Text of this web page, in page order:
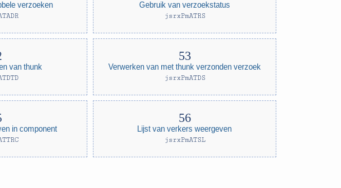
verzoeken Gebruik van verzoekstatus
jsrxPmATRS
van thunk Verwerken van met thunk verzonden verzoek
jsrxPmATDS
in component Lijst van verkers weergeven
jsrxPmATSL